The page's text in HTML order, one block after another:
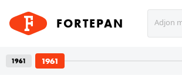
FORTEPAN Adjon
1961 1961